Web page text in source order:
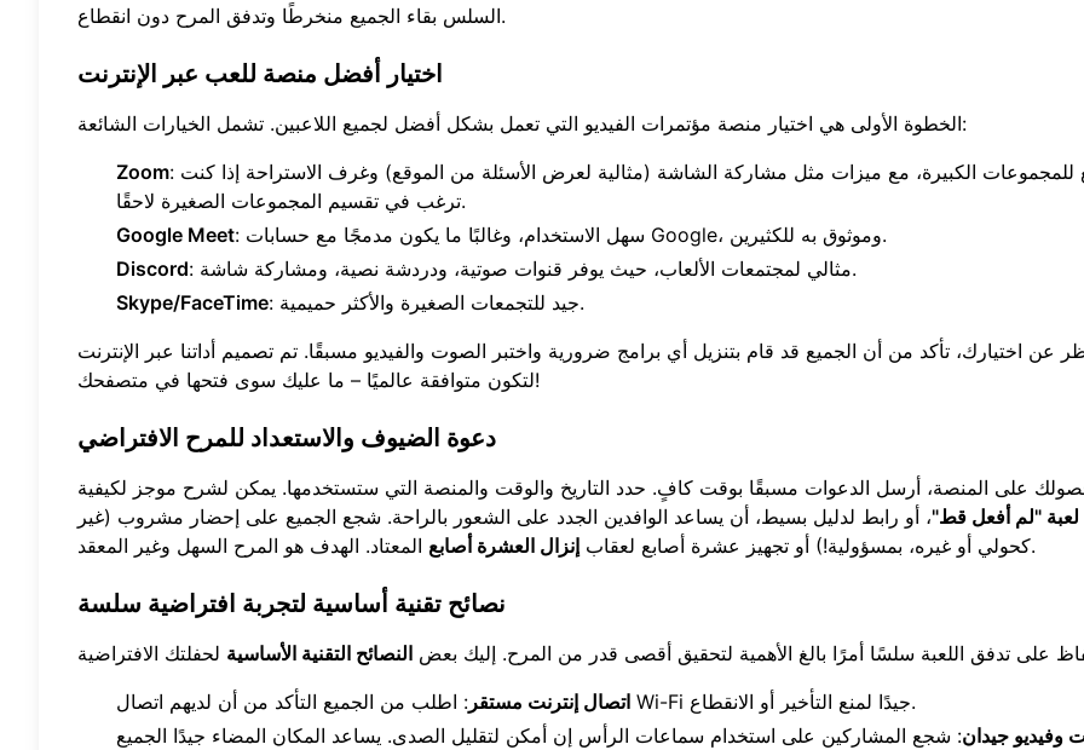
السلس بقاء الجميع منخرطًا وتدفق المرح دون انقطاع.
اختيار أفضل منصة للعب عبر الإنترنت
الخطوة الأولى هي اختيار منصة مؤتمرات الفيديو التي تعمل بشكل أفضل لجميع اللاعبين. تشمل الخيارات الشائعة:
Zoom: رائع للمجموعات الكبيرة، مع ميزات مثل مشاركة الشاشة (مثالية لعرض الأسئلة من الموقع) وغرف الاستراحة إذا كنت
ترغب في تقسيم المجموعات الصغيرة لاحقًا.
Google Meet
: سهل الاستخدام، وغالبًا ما يكون مدمجًا مع حسابات Google، وموثوق به للكثيرين.
Discord
: مثالي لمجتمعات الألعاب، حيث يوفر قنوات صوتية، ودردشة نصية، ومشاركة شاشة.
Skype/FaceTime
: جيد للتجمعات الصغيرة والأكثر حميمية.
عن اختيارك، تأكد من أن الجميع قد قام بتنزيل أي برامج ضرورية واختبر الصوت والفيديو مسبقًا. تم تصميم أداتنا عبر الإنترنت
لتكون متوافقة عالميًا – ما عليك سوى فتحها في متصفحك!
دعوة الضيوف والاستعداد للمرح الافتراضي
على المنصة، أرسل الدعوات مسبقًا بوقت كافٍ. حدد التاريخ والوقت والمنصة التي ستستخدمها. يمكن لشرح موجز لكيفية
لعبة "لم أفعل قط"، أو رابط لدليل بسيط، أن يساعد الوافدين الجدد على الشعور بالراحة. شجع الجميع على إحضار مشروب (غير
كحولي أو غيره، بمسؤولية!) أو تجهيز عشرة أصابع لعقاب إنزال العشرة أصابع المعتاد. الهدف هو المرح السهل وغير المعقد.
نصائح تقنية أساسية لتجربة افتراضية سلسة
على تدفق اللعبة سلسًا أمرًا بالغ الأهمية لتحقيق أقصى قدر من المرح. إليك بعض النصائح التقنية الأساسية
اتصال إنترنت مستقر
: اطلب من الجميع التأكد من أن لديهم اتصال Wi-Fi جيدًا لمنع التأخير أو الانقطاع.
وفيديو جيدان: شجع المشاركين على استخدام سماعات الرأس إن أمكن لتقليل الصدى. يساعد المكان المضاء جيدًا الجميع